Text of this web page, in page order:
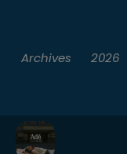
Archives 2026